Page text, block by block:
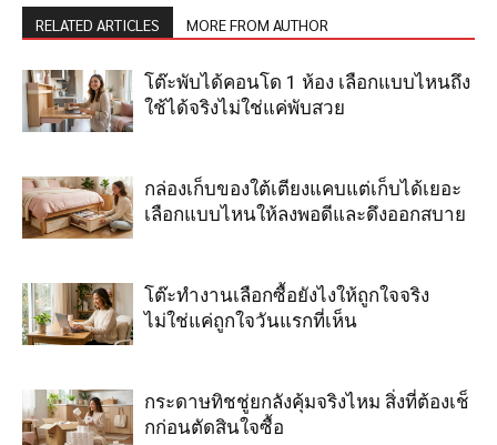
RELATED ARTICLES MORE FROM AUTHOR
โต๊ะพับได้คอนโด 1 ห้อง เลือกแบบไหนถึง
ใช้ได้จริงไม่ใช่แค่พับสวย
กล่องเก็บของใต้เตียงแคบแต่เก็บได้เยอะ
เลือกแบบไหนให้ลงพอดีและดึงออกสบาย
โต๊ะทำงานเลือกซื้อยังไงให้ถูกใจจริง
ไม่ใช่แค่ถูกใจวันแรกที่เห็น
กระดาษทิชชู่ยกลังคุ้มจริงไหม สิ่งที่ต้องเช็
กก่อนตัดสินใจซื้อ